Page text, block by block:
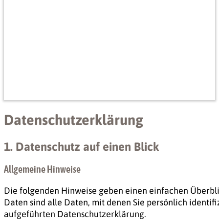
Datenschutz­erklärung
1. Datenschutz auf einen Blick
Allgemeine Hinweise
Die folgenden Hinweise geben einen einfachen
Daten sind alle Daten, mit denen Sie persönlich
aufgeführten Datenschutzerklärung.